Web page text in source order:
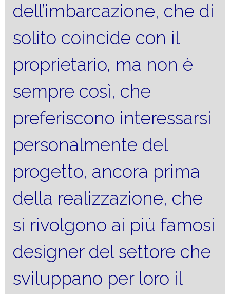
dell’imbarcazione, che di
solito coincide con il
proprietario, ma non è
sempre così, che
preferiscono interessarsi
personalmente del
progetto, ancora prima
della realizzazione, che
si rivolgono ai più famosi
designer del settore che
sviluppano per loro il